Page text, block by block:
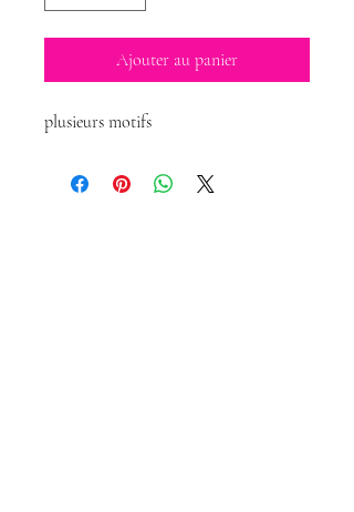
Ajouter au panier
plusieurs motifs